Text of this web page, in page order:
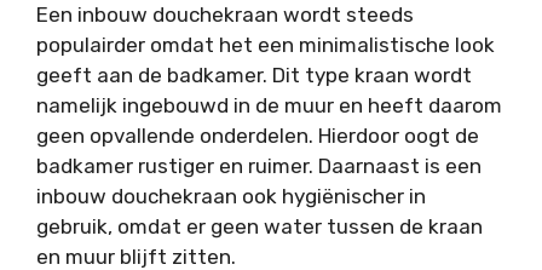
Een inbouw douchekraan wordt steeds
populairder omdat het een minimalistische look
geeft aan de badkamer. Dit type kraan wordt
namelijk ingebouwd in de muur en heeft daarom
geen opvallende onderdelen. Hierdoor oogt de
badkamer rustiger en ruimer. Daarnaast is een
inbouw douchekraan ook hygiënischer in
gebruik, omdat er geen water tussen de kraan
en muur blijft zitten.